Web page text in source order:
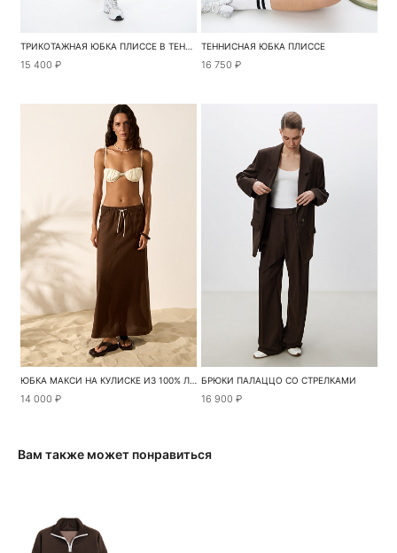
ТРИКОТАЖНАЯ ЮБКА ПЛИССЕ В ТЕННИСНОМ СТИЛЕ
15 400 ₽
ТЕННИСНАЯ ЮБКА ПЛИССЕ
16 750 ₽
ЮБКА МАКСИ НА КУЛИСКЕ ИЗ 100% ЛЬНА
14 000 ₽
БРЮКИ ПАЛАЦЦО СО СТРЕЛКАМИ
16 900 ₽
Вам также может понравиться